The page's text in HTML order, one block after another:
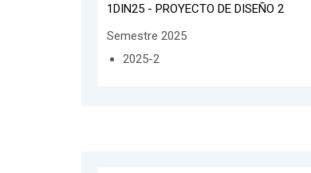
1DIN25 - PROYECTO DE DISEÑO 2
Semestre 2025
2025-2